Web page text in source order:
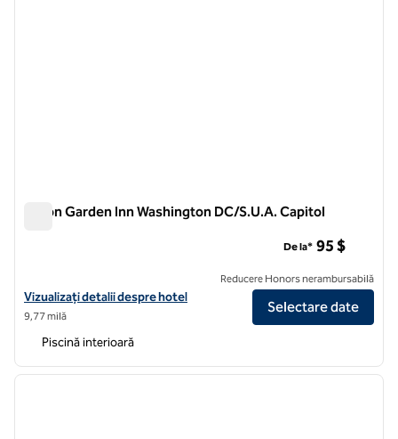
Hilton Garden Inn Washington DC/S.U.A. Capitol
Vizualizați detaliile hotelului Hilton Garden Inn Washington DC/U.S.
Vizualizați detalii despre hotel
9,77 milă
De la* 95 $
Reducere Honors nerambursabilă
Selectare date
Piscină interioară
1 din 12